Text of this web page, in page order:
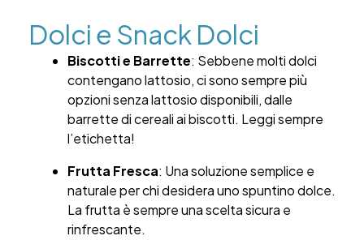
Dolci e Snack Dolci
Biscotti e Barrette: Sebbene molti dolci
contengano lattosio, ci sono sempre più
opzioni senza lattosio disponibili, dalle
barrette di cereali ai biscotti. Leggi sempre
l’etichetta!
Frutta Fresca: Una soluzione semplice e
naturale per chi desidera uno spuntino dolce.
La frutta è sempre una scelta sicura e
rinfrescante.